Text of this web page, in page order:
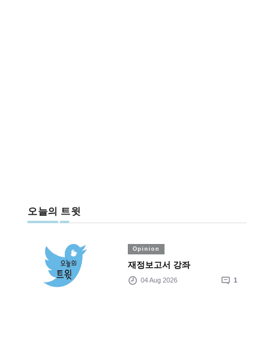
오늘의 트윗
Opinion
재정보고서 강좌
04 Aug 2026 1